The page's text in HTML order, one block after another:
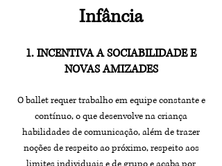
Infância
1. INCENTIVA A SOCIABILIDADE E
NOVAS AMIZADES
O ballet requer trabalho em equipe constante e
contínuo, o que desenvolve na criança
habilidades de comunicação, além de trazer
noções de respeito ao próximo, respeito aos